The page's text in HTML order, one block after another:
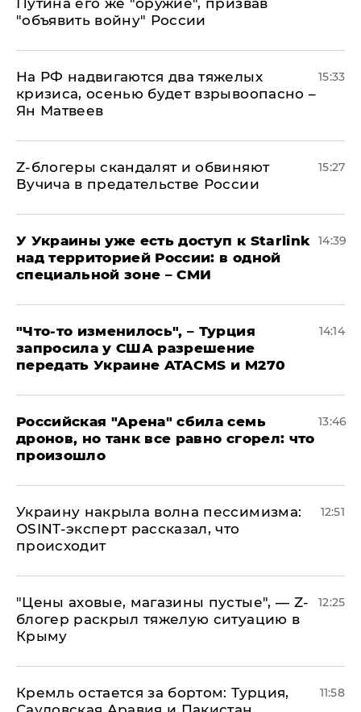
"объявить войну" России
На РФ надвигаются два тяжелых
кризиса, осенью будет взрывоопасно –
Ян Матвеев
15:33
Z-блогеры скандалят и обвиняют
Вучича в предательстве России
15:27
У Украины уже есть доступ к Starlink
над территорией России: в одной
специальной зоне – СМИ
14:39
​"Что-то изменилось", – Турция
запросила у США разрешение
передать Украине ATACMS и M270
14:14
​Российская "Арена" сбила семь
дронов, но танк все равно сгорел: что
произошло
13:46
​Украину накрыла волна пессимизма:
OSINT-эксперт рассказал, что
происходит
12:51
​"Цены аховые, магазины пустые", — Z-
блогер раскрыл тяжелую ситуацию в
Крыму
12:25
​Кремль остается за бортом: Турция,
11:58